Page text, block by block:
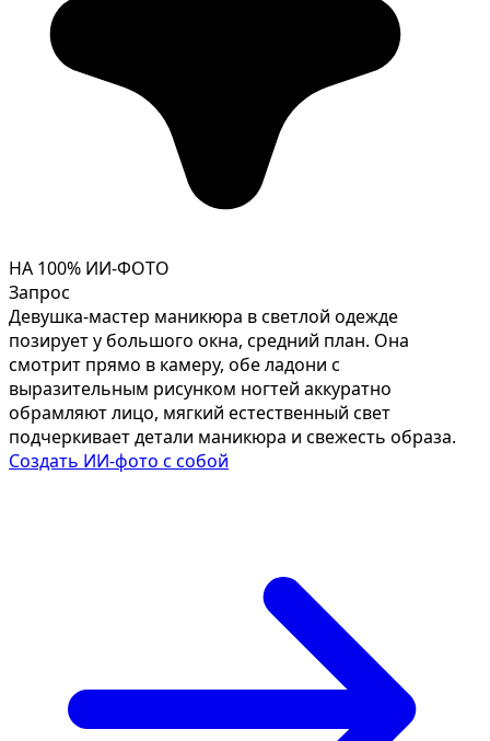
НА 100% ИИ-ФОТО
Запрос
Девушка-мастер маникюра в светлой одежде
позирует у большого окна, средний план. Она
смотрит прямо в камеру, обе ладони с
выразительным рисунком ногтей аккуратно
обрамляют лицо, мягкий естественный свет
подчеркивает детали маникюра и свежесть образа.
Создать ИИ-фото с собой